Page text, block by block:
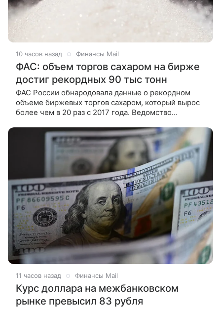
10 часов назад Финансы Mail
ФАС: объем торгов сахаром на бирже
достиг рекордных 90 тыс тонн
ФАС России обнародовала данные о рекордном
объеме биржевых торгов сахаром, который вырос
более чем в 20 раз с 2017 года. Ведомство
продолжает развивать биржевой
11 часов назад Финансы Mail
Курс доллара на межбанковском
рынке превысил 83 рубля